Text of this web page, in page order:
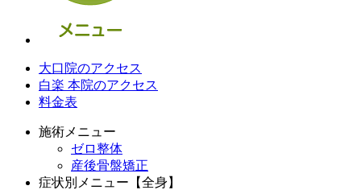
大口院のアクセス
白楽 本院のアクセス
料金表
施術メニュー
ゼロ整体
産後骨盤矯正
症状別メニュー【全身】